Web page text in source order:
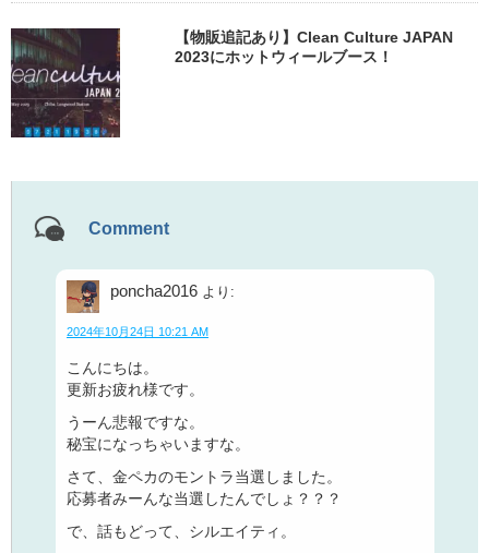
【物販追記あり】Clean Culture JAPAN
2023にホットウィールブース！
Comment
poncha2016 より:
2024年10月24日 10:21 AM
こんにちは。
更新お疲れ様です。
うーん悲報ですな。
秘宝になっちゃいますな。
さて、金ペカのモントラ当選しました。
応募者みーんな当選したんでしょ？？？
で、話もどって、シルエイティ。